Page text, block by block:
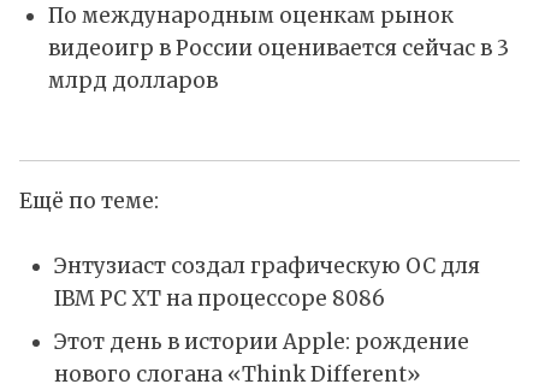
По международным оценкам рынок
видеоигр в России оценивается сейчас в 3
млрд долларов
Ещё по теме:
Энтузиаст создал графическую ОС для
IBM PC XT на процессоре 8086
Этот день в истории Apple: рождение
нового слогана «Think Different»